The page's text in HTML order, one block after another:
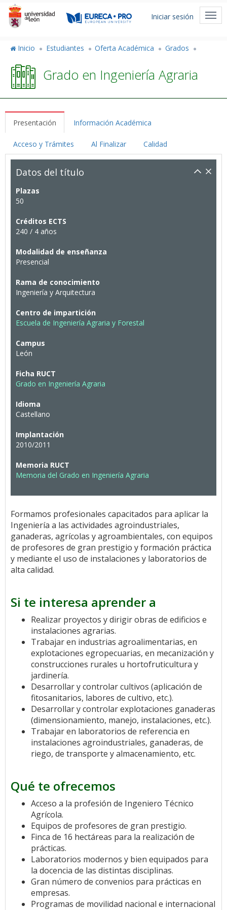
Pasar
contenido
Menú
cuenta
usuario
Iniciar sesión
Inicio Estudiantes Oferta Académica Grados
Grado en Ingeniería Agraria
Presentación Información Académica
Acceso y Trámites Al Finalizar Calidad
Datos del título
Plazas
50
Créditos ECTS
240 / 4 años
Modalidad de enseñanza
Presencial
Rama de conocimiento
Ingeniería y Arquitectura
Centro de impartición
Escuela de Ingeniería Agraria y Forestal
Campus
León
Ficha RUCT
Grado en Ingeniería Agraria
Idioma
Castellano
Implantación
2010/2011
Memoria RUCT
Memoria del Grado en Ingeniería Agraria
Formamos profesionales capacitados para aplicar la
Ingeniería a las actividades agroindustriales,
ganaderas, agrícolas y agroambientales, con equipos
de profesores de gran prestigio y formación práctica
y mediante el uso de instalaciones y laboratorios de
alta calidad.
Si te interesa aprender a
Realizar proyectos y dirigir obras de edificios e
instalaciones agrarias.
Trabajar en industrias agroalimentarias, en
explotaciones egropecuarias, en mecanización y
construcciones rurales u hortofruticultura y
jardinería.
Desarrollar y controlar cultivos (aplicación de
fitosanitarios, labores de cultivo, etc.).
Desarrollar y controlar explotaciones ganaderas
(dimensionamiento, manejo, instalaciones, etc.).
Trabajar en laboratorios de referencia en
instalaciones agroindustriales, ganaderas, de
riego, de transporte y almacenamiento, etc.
Qué te ofrecemos
Acceso a la profesión de Ingeniero Técnico
Agrícola.
Equipos de profesores de gran prestigio.
Finca de 16 hectáreas para la realización de
prácticas.
Laboratorios modernos y bien equipados para
la docencia de las distintas disciplinas.
Gran número de convenios para prácticas en
empresas.
Programas de movilidad nacional e internacional